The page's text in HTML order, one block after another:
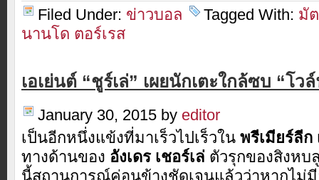
Filed Under: ข่าวบอล Tagged With: มั
นานโด ตอร์เรส
เอเย่นต์ “ชูร์เล่” เผยนักเตะใกล้ซบ “โ
January 30, 2015 by editor
เป็นอีกหนึ่งแข้งที่มาเร็วไปเร็วใน พรีเมียร์ลีก
ทางด้านของ อังเดร เชอร์เล่ ตัวรุกของสิงหบ
นี้สถานการณ์ค่อนข้างชัดเจนแล้วว่าหากไม่